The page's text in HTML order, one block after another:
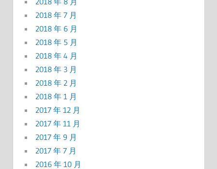
2018 年 7 月
2018 年 6 月
2018 年 5 月
2018 年 4 月
2018 年 3 月
2018 年 2 月
2018 年 1 月
2017 年 12 月
2017 年 11 月
2017 年 9 月
2017 年 7 月
2016 年 10 月